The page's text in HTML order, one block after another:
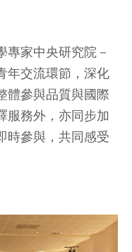
專家中央研究院－
年交流環節，深化
體參與品質與國際
服務外，亦同步加
時參與，共同感受